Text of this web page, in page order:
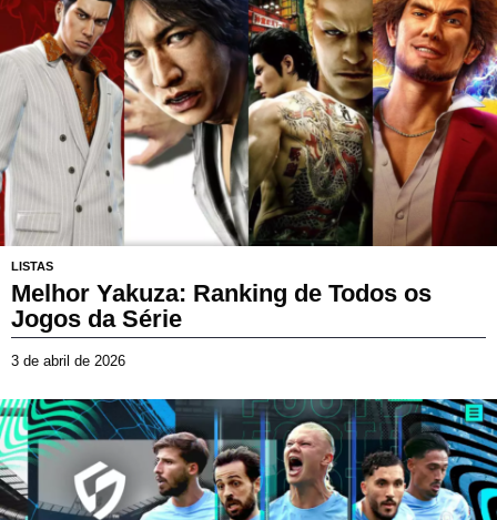
u
l
h
o
d
e
2
0
LISTAS
Melhor Yakuza: Ranking de Todos os
Jogos da Série
3 de abril de 2026
d
e
m
o